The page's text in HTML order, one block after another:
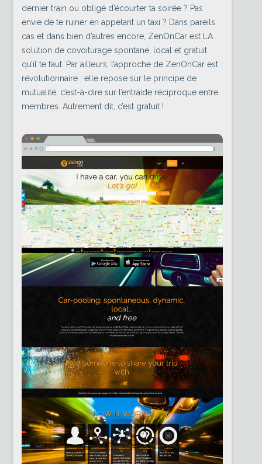
dernier train ou obligé d’écourter ta soirée ? Pas
envie de te ruiner en appelant un taxi ? Dans pareils
cas et dans bien d’autres encore, ZenOnCar est LA
solution de covoiturage spontané, local et gratuit
qu’il te faut. Par ailleurs, l’approche de ZenOnCar est
révolutionnaire : elle repose sur le principe de
mutualité, c’est-à-dire sur l’entraide réciproque entre
membres. Autrement dit, c’est gratuit !